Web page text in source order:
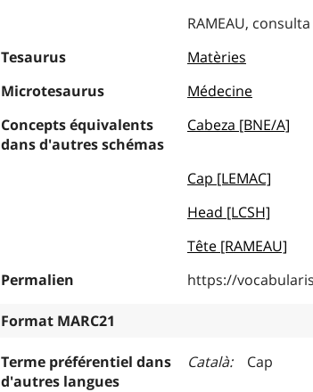
RAMEAU,
Tesaurus
Matèries
Microtesaurus
Médecine
Concepts équivalents
dans d'autres schémas
Cabeza [BNE/A]
Cap [LEMAC]
Head [LCSH]
Tête [RAMEAU]
Permalien
https://
Format MARC21
Terme préférentiel dans
d'autres langues
Català Cap